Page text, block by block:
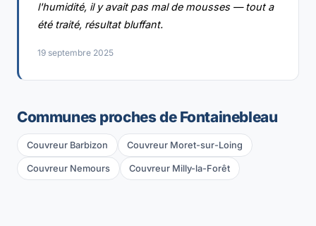
l'humidité, il y avait pas mal de mousses — tout a
été traité, résultat bluffant.
19 septembre 2025
Communes proches de Fontainebleau
Couvreur Barbizon Couvreur Moret-sur-Loing
Couvreur Nemours Couvreur Milly-la-Forêt